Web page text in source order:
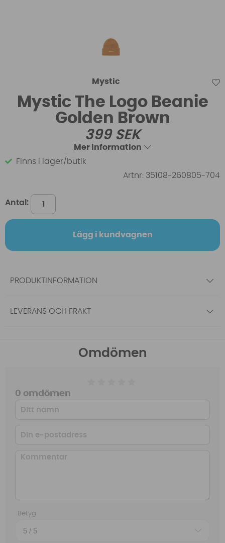
Mystic
Mystic The Logo Beanie
Golden Brown
399SEK
Mer information
Finns i lager/butik
Artnr: 35108-260805-704
Antal:
Lägg i kundvagnen
PRODUKTINFORMATION
LEVERANS OCH FRAKT
Omdömen
0 omdömen
Betyg